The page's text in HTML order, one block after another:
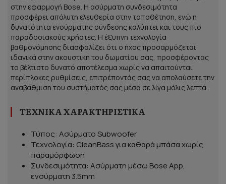
στην εφαρμογή Bose. Η ασύρματη συνδεσιμότητα
προσφέρει απόλυτη ελευθερία στην τοποθέτηση, ενώ η
δυνατότητα ενσύρματης σύνδεσης καλύπτει και τους πιο
παραδοσιακούς χρήστες. Η έξυπνη τεχνολογία
βαθμονόμησης διασφαλίζει ότι ο ήχος προσαρμόζεται
ιδανικά στην ακουστική του δωματίου σας, προσφέροντας
το βέλτιστο δυνατό αποτέλεσμα χωρίς να απαιτούνται
περίπλοκες ρυθμίσεις, επιτρέποντάς σας να απολαύσετε την
αναβάθμιση του συστήματός σας μέσα σε λίγα μόλις λεπτά.
ΤΕΧΝΙΚΆ ΧΑΡΑΚΤΗΡΙΣΤΙΚΆ
Τύπος: Ασύρματο Subwoofer
Τεχνολογία: CleanBass για καθαρά μπάσα χωρίς
παραμόρφωση
Συνδεσιμότητα: Ασύρματη μέσω Bose App,
ενσύρματη 3.5mm